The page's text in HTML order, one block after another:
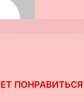
ПОНРАВИТЬСЯ